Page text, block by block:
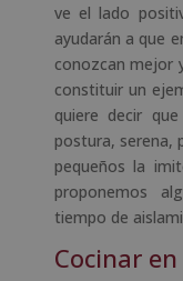
ve el lado
ayudarán a que
conozcan mejor
constituir un
quiere decir
postura, serena,
pequeños la
proponemos
tiempo de
Cocinar